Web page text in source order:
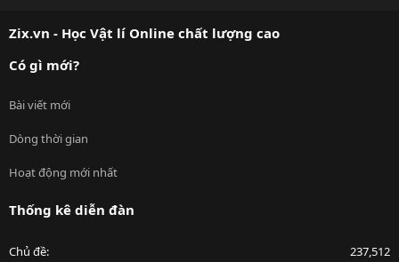
Zix.vn - Học Vật lí Online chất lượng cao
Có gì mới?
Bài viết mới
Dòng thời gian
Hoạt động mới nhất
Thống kê diễn đàn
Chủ đề 237,512